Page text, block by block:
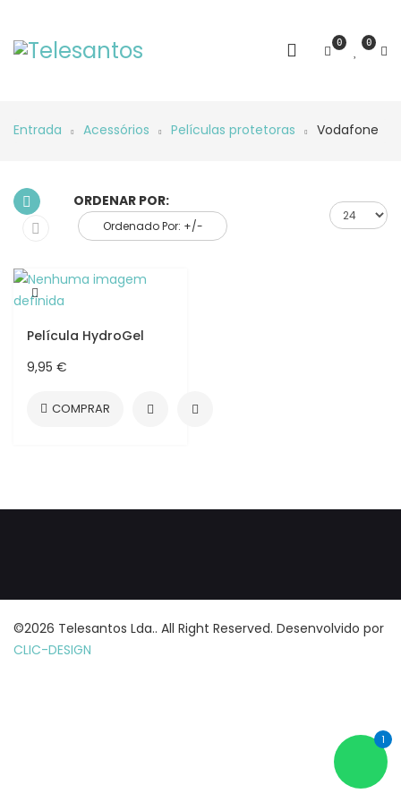
0 0
Entrada Acessórios Películas protetoras Vodafone
ORDENAR POR:
Ordenado Por: +/-
Película HydroGel
9,95 €
1
©2026 Telesantos Lda.. All Right Reserved. Desenvolvido por
CLIC-DESIGN